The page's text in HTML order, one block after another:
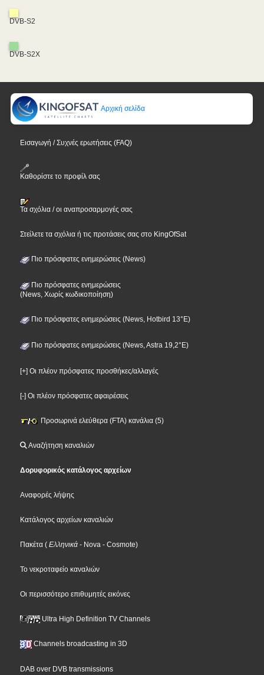
DVB-S2
DVB-S2X
Αρχική σελίδα
Εισαγωγή / Συχνές ερωτήσεις (FAQ)
Καθορίστε το προφίλ σας
Τα σχόλια / οι αναπροσαρμογές σας
Στείλετε τα σχόλια ή τις προτάσεις σας στο KingOfSat
Πιο πρόσφατες ενημερώσεις (News)
Πιο πρόσφατες ενημερώσεις
(News, Χωρίς κωδικοποίηση)
Πιο πρόσφατες ενημερώσεις (News, Hotbird 13°E)
Πιο πρόσφατες ενημερώσεις (News, Astra 19,2°E)
[+] Οι πλέον πρόσφατες προσθήκες/αλλαγές
[-] Οι πλέον πρόσφατες αφαιρέσεις
Προσωρινά ελεύθερα (FTA) κανάλια (5)
Αναζήτηση καναλιών
Δορυφορικός κατάλογος αρχείων
Αναφορές λήψης
Κατάλογος αρχείων καναλιών
Πακέτα ( Ελληνικά - Nova - Cosmote)
Το νεκροταφείο καναλιών
Οι περισσότερο επιθυμητές εικόνες
Ultra High Definition TV Channels
Channels broadcasting in 3D
DAB over DVB transmissions